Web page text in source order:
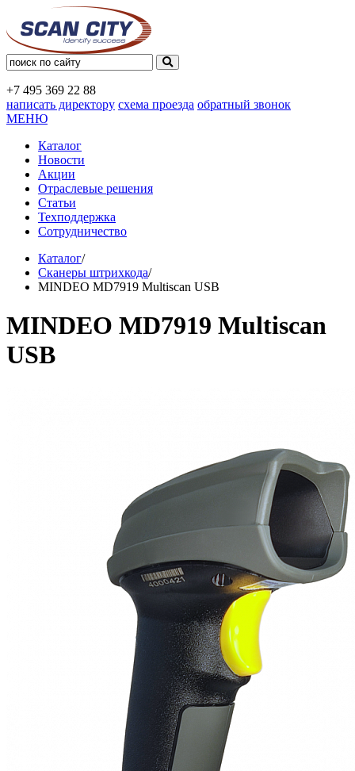
+7 495 369 22 88
написать директору схема проезда обратный звонок
МЕНЮ
Каталог
Новости
Акции
Отраслевые решения
Статьи
Техподдержка
Сотрудничество
Каталог/
Сканеры штрихкода/
MINDEO MD7919 Multiscan USB
MINDEO MD7919 Multiscan
USB